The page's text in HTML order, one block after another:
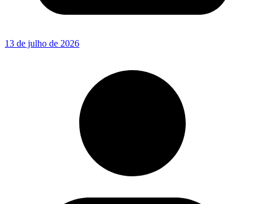
13 de julho de 2026